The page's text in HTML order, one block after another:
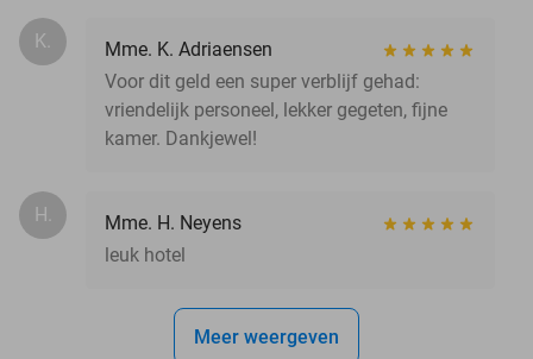
K.
Mme. K. Adriaensen
Voor dit geld een super verblijf gehad:
vriendelijk personeel, lekker gegeten, fijne
kamer. Dankjewel!
H.
Mme. H. Neyens
leuk hotel
Meer weergeven